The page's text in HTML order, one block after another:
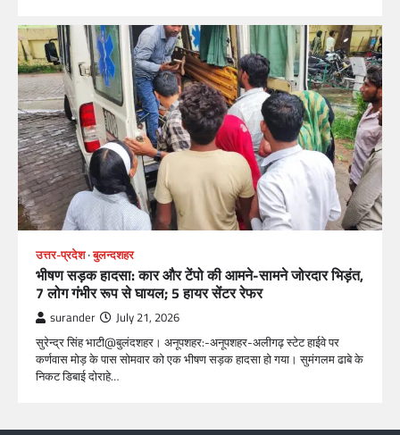
उत्तर-प्रदेश बुलन्दशहर
भीषण सड़क हादसा: कार और टेंपो की आमने-सामने जोरदार भिड़ंत,
7 लोग गंभीर रूप से घायल; 5 हायर सेंटर रेफर​
surander July 21, 2026
सुरेन्द्र सिंह भाटी@बुलंदशहर। अनूपशहर:-अनूपशहर-अलीगढ़ स्टेट हाईवे पर
कर्णवास मोड़ के पास सोमवार को एक भीषण सड़क हादसा हो गया। सुमंगलम ढाबे के
निकट डिबाई दोराहे…